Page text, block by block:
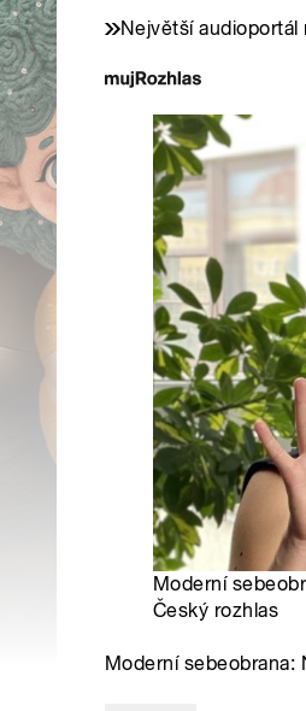
Největší
Moderní
Český rozhlas
Moderní sebeobrana: